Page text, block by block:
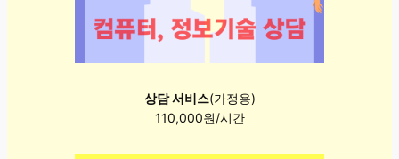
상담 서비스(가정용)
110,000원/시간